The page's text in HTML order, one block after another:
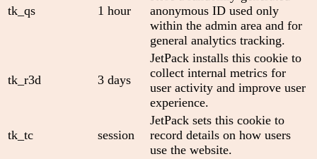
tk_qs 1 hour
anonymous ID used only
within the admin area and for
general analytics tracking.
tk_r3d 3 days
JetPack installs this cookie to
collect internal metrics for
user activity and improve user
experience.
tk_tc session
JetPack sets this cookie to
record details on how users
use the website.